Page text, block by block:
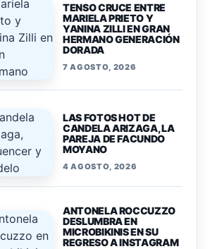
TENSO CRUCE ENTRE
MARIELA PRIETO Y
YANINA ZILLI EN GRAN
HERMANO GENERACIÓN
DORADA
7 AGOSTO, 2026
LAS FOTOS HOT DE
CANDELA ARIZAGA, LA
PAREJA DE FACUNDO
MOYANO
4 AGOSTO, 2026
ANTONELA ROCCUZZO
DESLUMBRA EN
MICROBIKINIS EN SU
REGRESO A INSTAGRAM